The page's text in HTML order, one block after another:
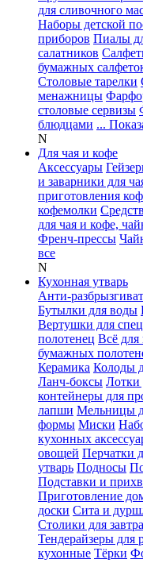
для сливочного
Наборы детской
приборов Пиалы
салатников
бумажных
Столовые тарелки
менажницы
столовые сервизы
блюдцами ...
N
Для чая и кофе
Аксессуары
и заварники для
приготовления
кофемолки
для чая и кофе,
Френч-прессы
все
N
Кухонная утварь
Анти-
Бутылки для воды
Вертушки для
полотенец Всё для
бумажных
Керамика Колоды
Ланч-боксы Лотки
контейнеры для
лапши Мельницы
формы Миски
кухонных
овощей Перчатки
утварь Подносы
Подставки и
Приготовление
доски Сита и
Столики для
Тендерайзеры для
кухонные Тёрки